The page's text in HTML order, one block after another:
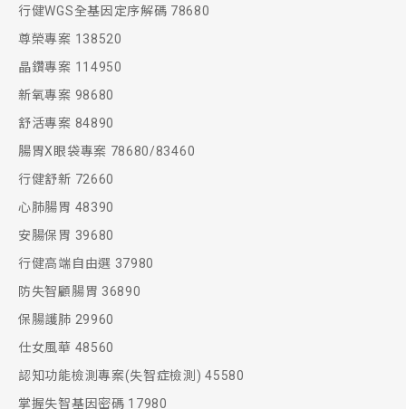
行健WGS全基因定序解碼 78680
尊榮專案 138520
晶鑽專案 114950
新氧專案 98680
舒活專案 84890
腸胃X眼袋專案 78680/83460
行健舒新 72660
心肺腸胃 48390
安腸保胃 39680
行健高端自由選 37980
防失智顧腸胃 36890
保腸護肺 29960
仕女風華 48560
認知功能檢測專案(失智症檢測) 45580
掌握失智基因密碼 17980